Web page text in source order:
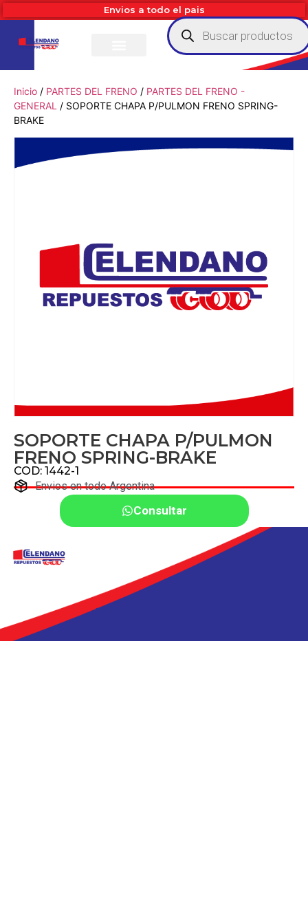
Envios a todo el pais
Inicio / PARTES DEL FRENO / PARTES DEL FRENO -
GENERAL / SOPORTE CHAPA P/PULMON FRENO SPRING-
BRAKE
SOPORTE CHAPA P/PULMON
FRENO SPRING-BRAKE
COD: 1442-1
Envios en todo Argentina
Consultar